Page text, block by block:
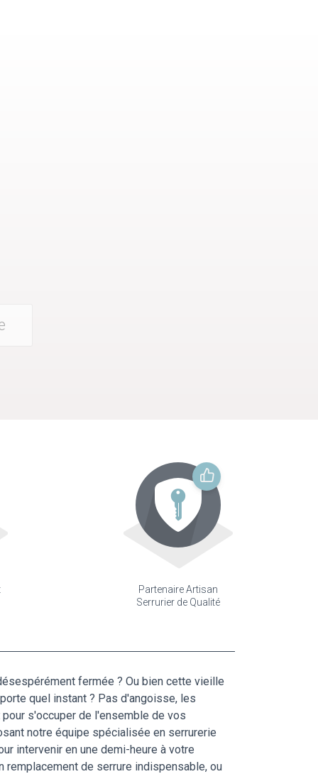
Partenaire Artisan
Serrurier de Qualité
fermée ? Ou bien cette vieille
quel instant ? Pas d'angoisse, les
s'occuper de l'ensemble de vos
notre équipe spécialisée en serrurerie
intervenir en une demi-heure à votre
remplacement de serrure indispensable, ou